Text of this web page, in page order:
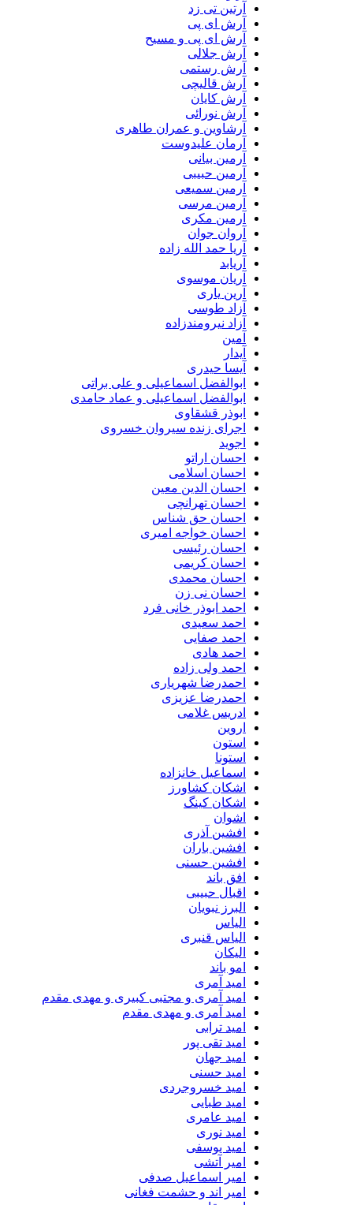
آرتین تی زد
آرش ای پی
آرش ای پی و مسیح
آرش جلالی
آرش رستمی
آرش قالیچی
آرش کایان
آرش نورائی
آرشاوین و عمران طاهری
آرمان علیدوست
آرمین بیانی
آرمین حبیبی
آرمین سمیعی
آرمین مرسی
آرمین مکری
آروان جوان
آریا حمد الله زاده
آریابد
آریان موسوی
آرین یاری
آزاد طوسی
آزاد نیرومندزاده
آمین
آیدار
آیسا حیدری
ابوالفضل اسماعیلی و علی براتی
ابوالفضل اسماعیلی و عماد حامدی
ابوذر قشقاوی
اجرای زنده سیروان خسروی
اجوید
احسان اراتو
احسان اسلامی
احسان الدین معین
احسان تهرانچی
احسان حق شناس
احسان خواجه امیری
احسان رئیسی
احسان کریمی
احسان محمدی
احسان نی زن
احمد ابوذر خانی فرد
احمد سعیدی
احمد صفایی
احمد هادی
احمد ولی زاده
احمدرضا شهریاری
احمدرضا عزیزی
ادریس غلامی
اروین
استون
استونا
اسماعیل خانزاده
اشکان کشاورز
اشکان کینگ
اشوان
افشین آذری
افشین باران
افشین حسنی
افق باند
اقبال حبیبی
البرز نبویان
الیاس
الیاس قنبرى
الیکان
امو باند
امید آمری
امید آمری و مجتبی کبیری و مهدى مقدم
امید آمری و مهدی مقدم
امید ترابی
امید تقی پور
امید جهان
امید حسنی
امید خسروجردی
امید طبایی
امید عامری
امید نوری
امید یوسفی
امیر آتشی
امیر اسماعیل صدفی
امیر اند و حشمت فغانی